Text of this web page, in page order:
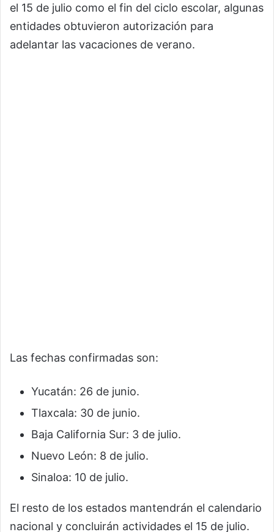
el 15 de julio como el fin del ciclo escolar, algunas
entidades obtuvieron autorización para
adelantar las vacaciones de verano.
Las fechas confirmadas son:
Yucatán: 26 de junio.
Tlaxcala: 30 de junio.
Baja California Sur: 3 de julio.
Nuevo León: 8 de julio.
Sinaloa: 10 de julio.
El resto de los estados mantendrán el calendario
nacional y concluirán actividades el 15 de julio.